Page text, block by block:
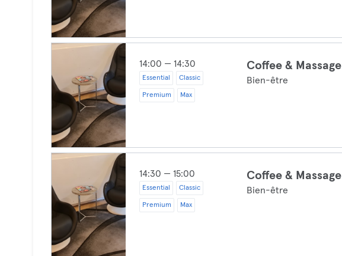
14:00 — 14:30
Essential Classic
Premium Max
Coffee & Massage
Bien-être
14:30 — 15:00
Essential Classic
Premium Max
Coffee & Massage
Bien-être